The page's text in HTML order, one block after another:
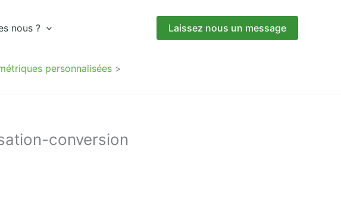
nous ? Laissez nous un message
personnalisées
conversion